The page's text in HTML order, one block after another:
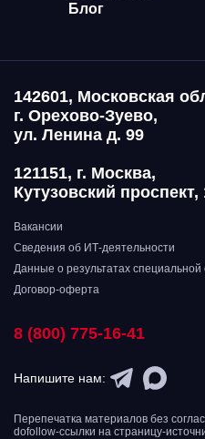
Блог
142601, Московская
г. Орехово-Зуево,
ул. Ленина д. 99
121151, г. Москва,
Кутузовский проспект,
Вакансии
Сведения об ИТ-деятельности
Данные о результатах специальной
Договор-оферта
8 (800) 775-16-41
Напишите нам:
Перепечатка материалов без
dofollow-ссылки на страницу-